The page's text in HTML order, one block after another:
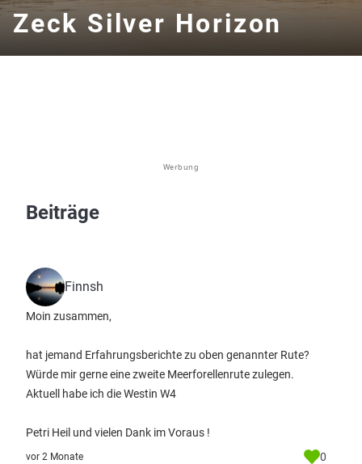
Zeck Silver Horizon
Werbung
Beiträge
Finnsh
Moin zusammen,
hat jemand Erfahrungsberichte zu oben genannter Rute?
Würde mir gerne eine zweite Meerforellenrute zulegen.
Aktuell habe ich die Westin W4
Petri Heil und vielen Dank im Voraus !
vor 2 Monate 0